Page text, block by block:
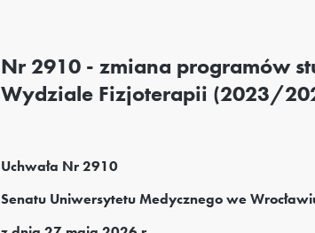
Nr 2910 - zmiana programów
Wydziale Fizjoterapii (2023/
Uchwała Nr 2910
Senatu Uniwersytetu Medycznego we